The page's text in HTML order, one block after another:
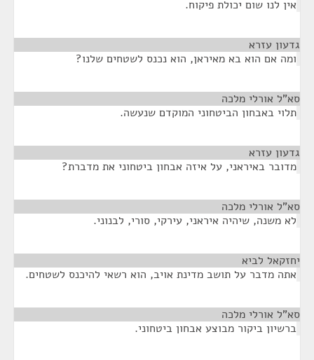
אין לנו שום יכולת פיקוח.
גדעון עזרא
ומה אם הוא בא מאיראן, הוא נכנס לשטחים שלנו?
סא”ל אורלי מלכה
תלוי באבחון הביטחוני המוקדם שנעשה.
גדעון עזרא
מדובר באיראני, על איזה אבחון ביטחוני את מדברת?
סא”ל אורלי מלכה
לא משנה, שיהיה איראני, עירקי, סורי, לבנוני.
יחזקאל לביא
אתה מדבר על תושב מדינת אויב, הוא רשאי להיכנס לשטחים.
סא”ל אורלי מלכה
ברשיון ביקור מבוצע אבחון ביטחוני.